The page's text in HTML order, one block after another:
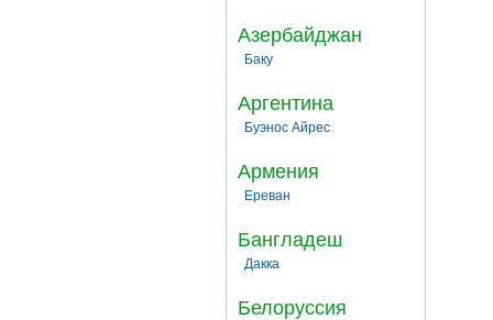
Азербайджан
Баку
Аргентина
Буэнос Айрес
Армения
Ереван
Бангладеш
Дакка
Белоруссия